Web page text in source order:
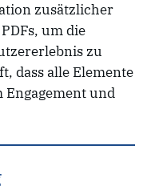
zusätzlicher
um die
zu
dass alle Elemente
und